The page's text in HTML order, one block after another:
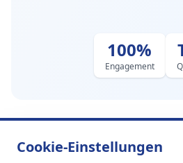
100%
Engagement
Cookie-Einstellungen